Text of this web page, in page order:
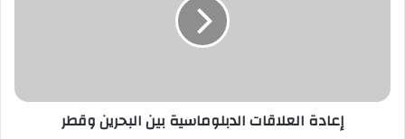
إعادة العلاقات الدبلوماسية بين البحرين وقطر